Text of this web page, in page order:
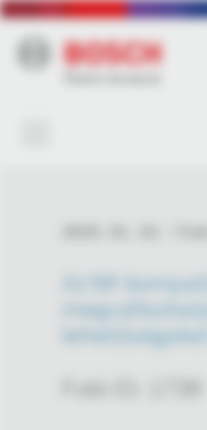
Az MI-
lehetőségeket